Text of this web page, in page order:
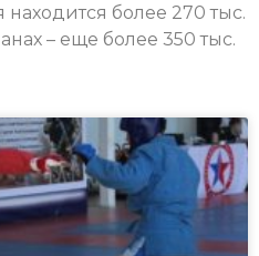
более 270 тыс.
– еще более 350 тыс.